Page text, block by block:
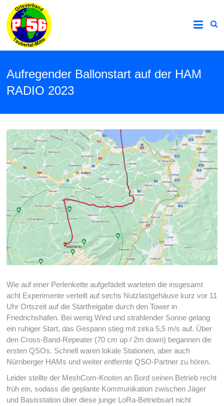
Aufregender Ballonstart auf der HAM
RADIO 2023
Wie auf einer Perlenkette aufgefädelt warteten die insgesamt
acht Experimente verteilt auf sechs Nutzlastgehäuse kurz vor 11
Uhr Ortszeit auf die Startfreigabe durch den Tower in
Friedrichshafen. Bei wenig Wind und strahlender Sonne gelang
ein ruhiger Start, das Gespann stieg mit zirka 5,5 m/s auf. Über
den Cross-Band-Repeater (70 cm up / 2m down) begannen die
ersten QSOs. Schnell waren lokale Stationen, aber auch
Nürnberger HAMs und weiter entfernte QSO-Partner zu hören.
Leider stellte der MeshCom-Knoten an Bord seinen Betrieb recht
früh ein, sodass die geplante Kommunikation zwischen Jäger
und Basisstation über diese junge LoRa-Betriebsart nicht